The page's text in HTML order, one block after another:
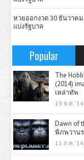
หวยออกงวด 30 ธันวาค
แบ่งรัฐบาล
Popular
The
(2014)
เหล่าทัพ
19 ธ.ค. '14
Dawn of
พิภพวาน
11 ก.ค. '14